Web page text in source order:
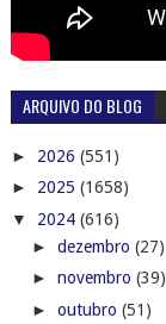
ARQUIVO DO BLOG
► 2026 (551)
► 2025 (1658)
▼ 2024 (616)
► dezembro (27)
► novembro (39)
► outubro (51)